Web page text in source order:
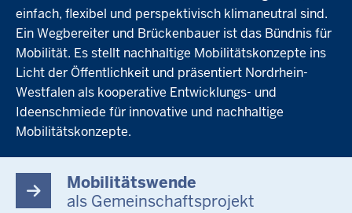
einfach, flexibel und perspektivisch klimaneutral sind.
Ein Wegbereiter und Brückenbauer ist das Bündnis für
Mobilität. Es stellt nachhaltige Mobilitätskonzepte ins
Licht der Öffentlichkeit und präsentiert Nordrhein-
Westfalen als kooperative Entwicklungs- und
Ideenschmiede für innovative und nachhaltige
Mobilitätskonzepte.
Mobilitätswende
als Gemeinschaftsprojekt